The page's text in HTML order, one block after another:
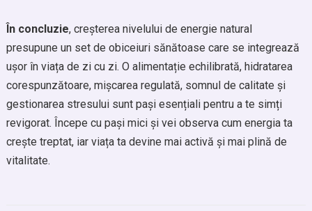
În concluzie, creșterea nivelului de energie natural
presupune un set de obiceiuri sănătoase care se integrează
ușor în viața de zi cu zi. O alimentație echilibrată, hidratarea
corespunzătoare, mișcarea regulată, somnul de calitate și
gestionarea stresului sunt pași esențiali pentru a te simți
revigorat. Începe cu pași mici și vei observa cum energia ta
crește treptat, iar viața ta devine mai activă și mai plină de
vitalitate.